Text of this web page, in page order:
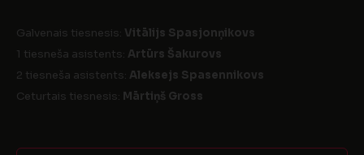
Galvenais tiesnesis: Vitālijs Spasjonņikovs
1 tiesneša asistents: Artūrs Šakurovs
2 tiesneša asistents: Aleksejs Spasennikovs
Ceturtais tiesnesis: Mārtiņš Gross